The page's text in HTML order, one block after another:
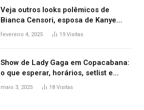
Veja outros looks polêmicos de
Bianca Censori, esposa de Kanye
West que apareceu nua no Grammy
fevereiro 4, 2025 19 Visitas
Show de Lady Gaga em Copacabana:
o que esperar, horários, setlist e
onde assistir
maio 3, 2025 18 Visitas